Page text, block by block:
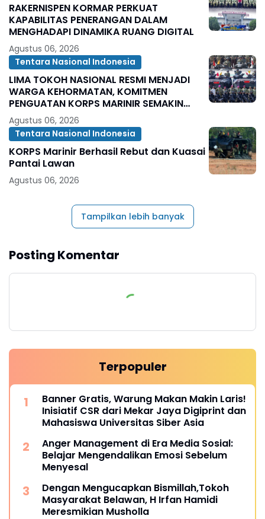
RAKERNISPEN KORMAR PERKUAT
KAPABILITAS PENERANGAN DALAM
MENGHADAPI DINAMIKA RUANG DIGITAL
Agustus 06, 2026
Tentara Nasional Indonesia
LIMA TOKOH NASIONAL RESMI MENJADI
WARGA KEHORMATAN, KOMITMEN
PENGUATAN KORPS MARINIR SEMAKIN
SOLID
Agustus 06, 2026
Tentara Nasional Indonesia
KORPS Marinir Berhasil Rebut dan Kuasai
Pantai Lawan
Agustus 06, 2026
Tampilkan lebih banyak
Posting Komentar
Terpopuler
Banner Gratis, Warung Makan Makin Laris!
Inisiatif CSR dari Mekar Jaya Digiprint dan
Mahasiswa Universitas Siber Asia
Anger Management di Era Media Sosial:
Belajar Mengendalikan Emosi Sebelum
Menyesal
Dengan Mengucapkan Bismillah,Tokoh
Masyarakat Belawan, H Irfan Hamidi
Meresmikian Musholla